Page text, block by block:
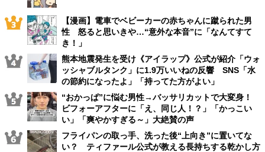
【漫画】電車でベビーカーの赤ちゃんに蹴られた男
性 怒ると思いきや…“意外な本音”に「なんてすて
き！」
熊本地震発生を受け《アイラップ》公式が紹介「ウォ
ッシャブルタンク」に1.9万いいねの反響 SNS「水
の節約になったよ」「持ってた方がよい」
“おかっぱ”に悩む男性→バッサリカットで大変身！
ビフォーアフターに「え、同じ人！？」「かっこい
い」「爽やかすぎる～」大絶賛の声
フライパンの取っ手、洗った後“上向き”に置いてな
い？ ティファール公式が教える長持ちする乾かし方